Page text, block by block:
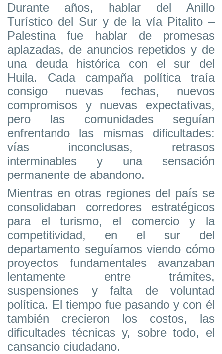
Durante años, hablar del Anillo
Turístico del Sur y de la vía Pitalito –
Palestina fue hablar de promesas
aplazadas, de anuncios repetidos y de
una deuda histórica con el sur del
Huila. Cada campaña política traía
consigo nuevas fechas, nuevos
compromisos y nuevas expectativas,
pero las comunidades seguían
enfrentando las mismas dificultades:
vías inconclusas, retrasos
interminables y una sensación
permanente de abandono.
Mientras en otras regiones del país se
consolidaban corredores estratégicos
para el turismo, el comercio y la
competitividad, en el sur del
departamento seguíamos viendo cómo
proyectos fundamentales avanzaban
lentamente entre trámites,
suspensiones y falta de voluntad
política. El tiempo fue pasando y con él
también crecieron los costos, las
dificultades técnicas y, sobre todo, el
cansancio ciudadano.